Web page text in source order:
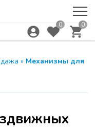
0 0
» Механизмы для